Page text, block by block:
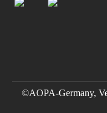
©AOPA-Germany,